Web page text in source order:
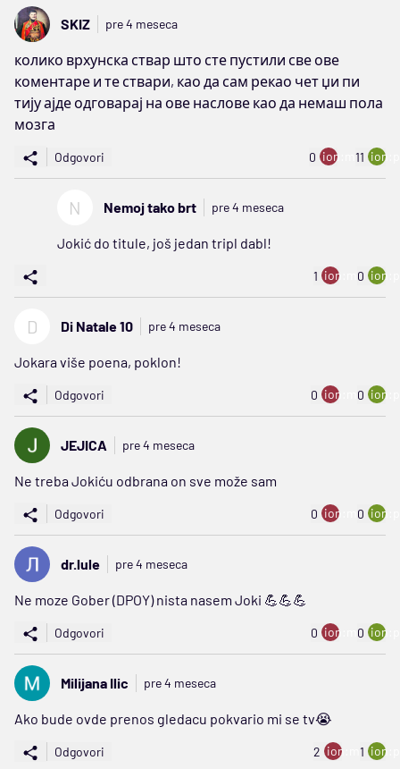
SKIZ pre 4 meseca
колико врхунска ствар што сте пустили све ове
коментаре и те ствари, као да сам рекао чет џи пи
тију ајде одговарај на ове наслове као да немаш пола
мозга
Odgovori 0 ion:minus
11
N Nemoj tako brt pre 4 meseca
Jokić do titule, još jedan tripl dabl!
1 ion:minus
0
D Di Natale 10 pre 4 meseca
Jokara više poena, poklon!
Odgovori 0 ion:minus
0
JEJICA pre 4 meseca
Ne treba Jokiću odbrana on sve može sam
Odgovori 0 ion:minus
0
dr.lule pre 4 meseca
Ne moze Gober (DPOY) nista nasem Joki 💪💪💪
Odgovori 0 ion:minus
0
Milijana Ilic pre 4 meseca
Ako bude ovde prenos gledacu pokvario mi se tv😭
Odgovori 2 ion:minus
1